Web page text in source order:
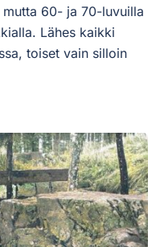
60- ja 70-luvuilla
Lähes kaikki
toiset vain silloin